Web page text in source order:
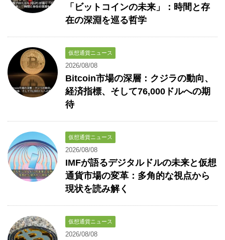
「ビットコインの未来」：時間と存
在の深淵を巡る哲学
仮想通貨ニュース
2026/08/08
Bitcoin市場の深層：クジラの動向、
経済指標、そして76,000ドルへの期
待
仮想通貨ニュース
2026/08/08
IMFが語るデジタルドルの未来と仮想
通貨市場の変革：多角的な視点から
現状を読み解く
仮想通貨ニュース
2026/08/08